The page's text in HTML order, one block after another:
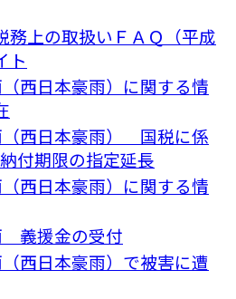
務上の取扱いＦＡＱ（平成
ト
西日本豪雨）に関する情
（西日本豪雨） 国税に係
付期限の指定延長
西日本豪雨）に関する情
義援金の受付
西日本豪雨）で被害に遭